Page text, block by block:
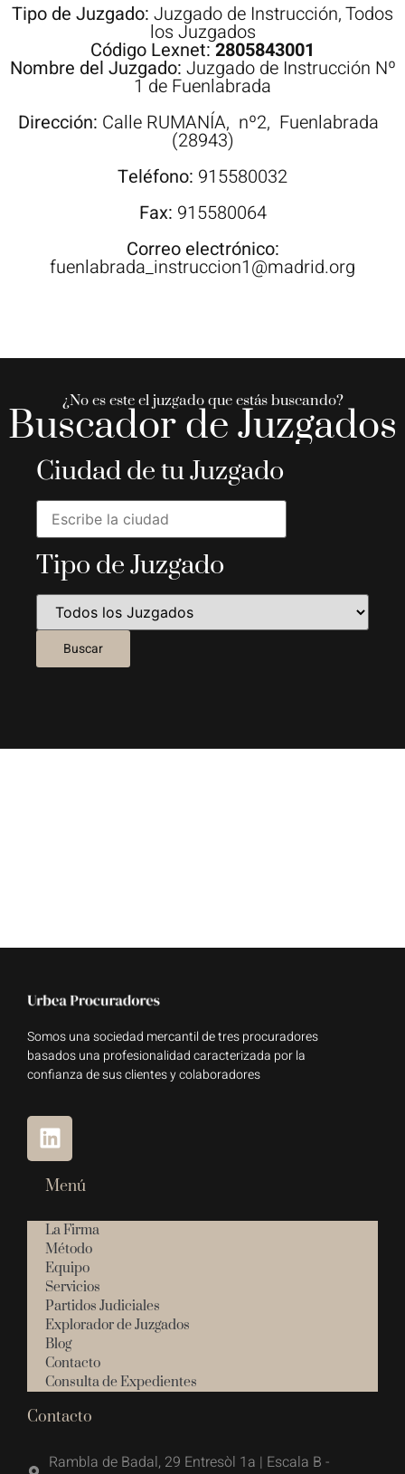
Tipo de Juzgado: Juzgado de Instrucción,Todos
los Juzgados
Código Lexnet:2805843001
Nombre del Juzgado: Juzgado de Instrucción Nº
1 de Fuenlabrada
Dirección: Calle RUMANÍA, nº2, Fuenlabrada
(28943)
Teléfono: 915580032
Fax: 915580064
Correo electrónico:
fuenlabrada_instruccion1@madrid.org
¿No es este el juzgado que estás buscando?
Buscador de Juzgados
Ciudad de tu Juzgado
Tipo de Juzgado
Somos una sociedad mercantil de tres procuradores
basados una profesionalidad caracterizada por la
confianza de sus clientes y colaboradores
Menú
La Firma
Método
Equipo
Servicios
Partidos Judiciales
Explorador de Juzgados
Blog
Contacto
Consulta de Expedientes
Contacto
Rambla de Badal, 29 Entresòl 1a | Escala B -